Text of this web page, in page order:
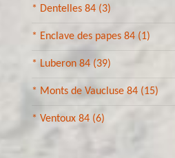
* Dentelles 84 (3)
* Enclave des papes 84 (1)
* Luberon 84 (39)
* Monts de Vaucluse 84 (15)
* Ventoux 84 (6)